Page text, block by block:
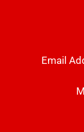
Email